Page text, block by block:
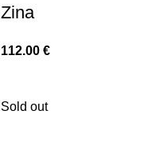
Zina
112.00 €
Sold out